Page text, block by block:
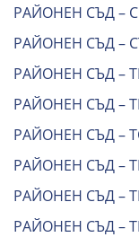
РАЙОНЕН СЪД –
РАЙОНЕН СЪД –
РАЙОНЕН СЪД –
РАЙОНЕН СЪД –
РАЙОНЕН СЪД –
РАЙОНЕН СЪД –
РАЙОНЕН СЪД –
РАЙОНЕН СЪД –